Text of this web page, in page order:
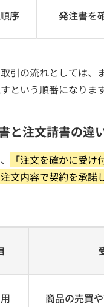
序 発注書を
引の流れとしては、
という順番になります
と注文請書の違
「注文を確かに受
注文内容で契約を承
商品の売買